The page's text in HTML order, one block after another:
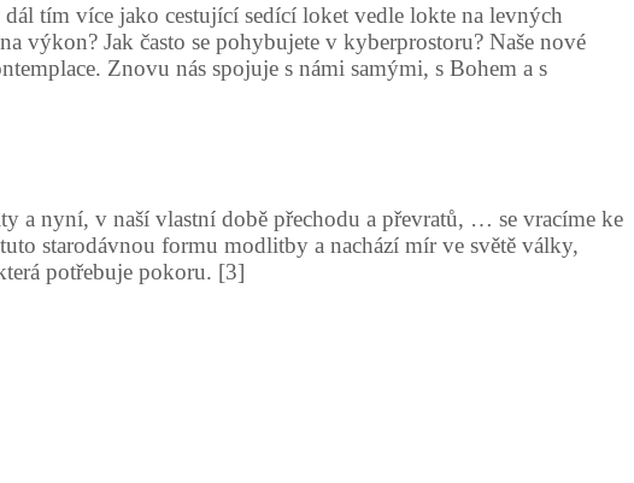
tím více jako cestující sedící loket vedle lokte na levných
výkon? Jak často se pohybujete v kyberprostoru? Naše nové
Znovu nás spojuje s námi samými, s Bohem a s
a nyní, v naší vlastní době přechodu a převratů, … se vracíme ke
starodávnou formu modlitby a nachází mír ve světě války,
potřebuje pokoru. [3]